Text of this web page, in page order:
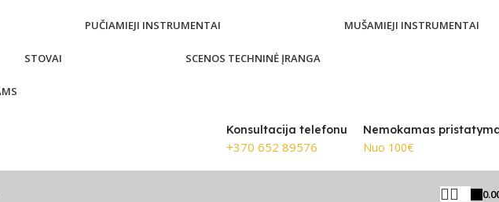
PUČIAMIEJI INSTRUMENTAI MUŠAMIEJI INSTRUMENTAI
STOVAI SCENOS TECHNINĖ ĮRANGA
Konsultacija telefonu
+370 652 89576
Nemokamas
Nuo 100€